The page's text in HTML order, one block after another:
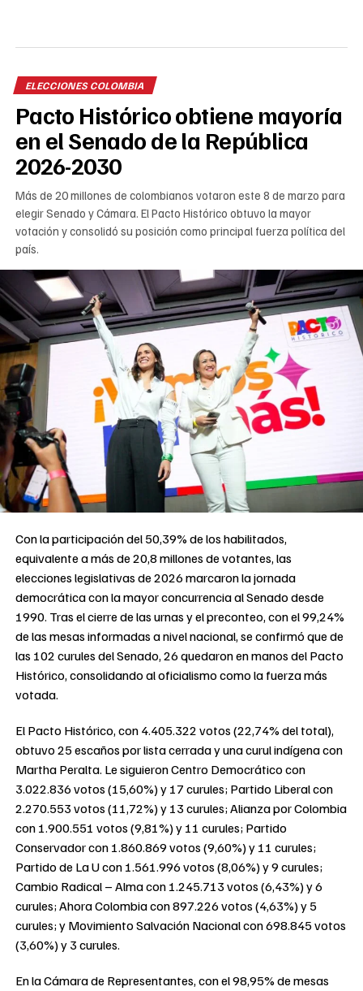
ELECCIONES COLOMBIA
Pacto Histórico obtiene mayoría
en el Senado de la República
2026-2030
Más de 20 millones de colombianos votaron este 8 de marzo para
elegir Senado y Cámara. El Pacto Histórico obtuvo la mayor
votación y consolidó su posición como principal fuerza política del
país.
Con la participación del 50,39% de los habilitados,
equivalente a más de 20,8 millones de votantes, las
elecciones legislativas de 2026 marcaron la jornada
democrática con la mayor concurrencia al Senado desde
1990. Tras el cierre de las urnas y el preconteo, con el 99,24%
de las mesas informadas a nivel nacional, se confirmó que de
las 102 curules del Senado, 26 quedaron en manos del Pacto
Histórico, consolidando al oficialismo como la fuerza más
votada.
El Pacto Histórico, con 4.405.322 votos (22,74% del total),
obtuvo 25 escaños por lista cerrada y una curul indígena con
Martha Peralta. Le siguieron Centro Democrático con
3.022.836 votos (15,60%) y 17 curules; Partido Liberal con
2.270.553 votos (11,72%) y 13 curules; Alianza por Colombia
con 1.900.551 votos (9,81%) y 11 curules; Partido
Conservador con 1.860.869 votos (9,60%) y 11 curules;
Partido de La U con 1.561.996 votos (8,06%) y 9 curules;
Cambio Radical – Alma con 1.245.713 votos (6,43%) y 6
curules; Ahora Colombia con 897.226 votos (4,63%) y 5
curules; y Movimiento Salvación Nacional con 698.845 votos
(3,60%) y 3 curules.
En la Cámara de Representantes, con el 98,95% de mesas